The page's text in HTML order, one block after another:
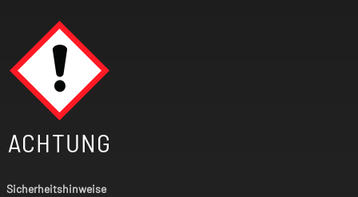
ACHTUNG
Sicherheitshinweise